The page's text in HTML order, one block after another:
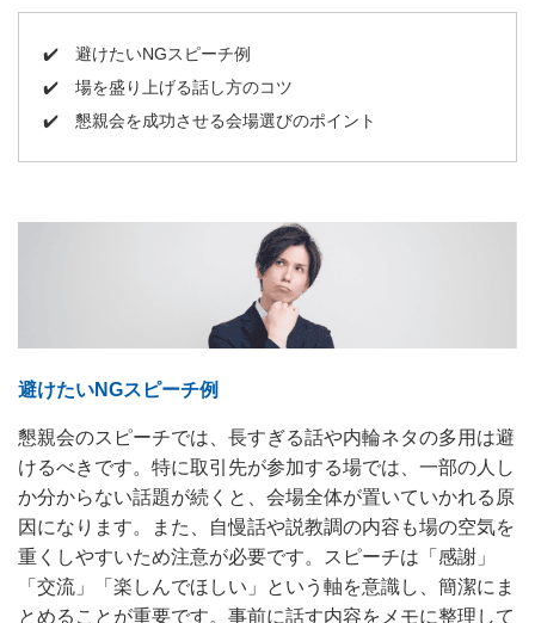
✔️ 避けたいNGスピーチ例
✔️ 場を盛り上げる話し方のコツ
✔️ 懇親会を成功させる会場選びのポイント
避けたいNGスピーチ例
懇親会のスピーチでは、長すぎる話や内輪ネタの多用は避
けるべきです。特に取引先が参加する場では、一部の人し
か分からない話題が続くと、会場全体が置いていかれる原
因になります。また、自慢話や説教調の内容も場の空気を
重くしやすいため注意が必要です。スピーチは「感謝」
「交流」「楽しんでほしい」という軸を意識し、簡潔にま
とめることが重要です。事前に話す内容をメモに整理して